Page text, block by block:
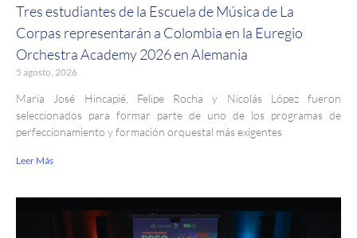
Tres estudiantes de la Escuela de Música de La
Corpas representarán a Colombia en la Euregio
Orchestra Academy 2026 en Alemania
5 agosto, 2026
María José Hincapié, Felipe Rocha y Nicolás López fueron
seleccionados para formar parte de uno de los programas de
perfeccionamiento y formación orquestal más exigentes
Leer Más